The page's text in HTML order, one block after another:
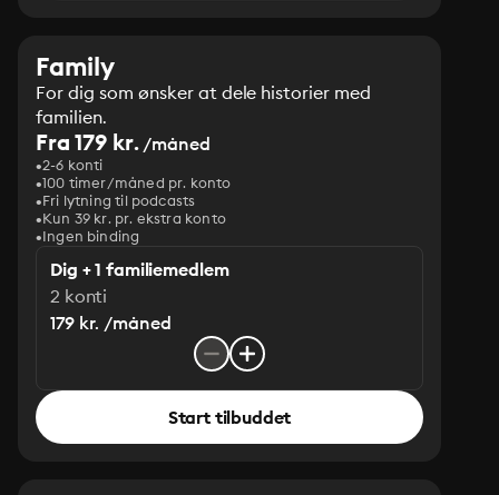
Family
For dig som ønsker at dele historier med
familien.
Fra 179 kr./måned
2-6 konti
100 timer/måned pr. konto
Fri lytning til podcasts
Kun 39 kr. pr. ekstra konto
Ingen binding
Dig + 1 familiemedlem
2 konti
179 kr. /måned
Start tilbuddet